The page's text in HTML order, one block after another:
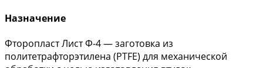
Назначение
Фторопласт Лист Ф-4 — заготовка из
политетрафторэтилена (PTFE) для механической